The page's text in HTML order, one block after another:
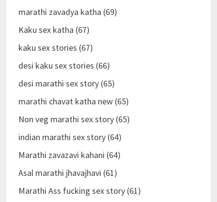
marathi zavadya katha (69)
Kaku sex katha (67)
kaku sex stories (67)
desi kaku sex stories (66)
desi marathi sex story (65)
marathi chavat katha new (65)
Non veg marathi sex story (65)
indian marathi sex story (64)
Marathi zavazavi kahani (64)
Asal marathi jhavajhavi (61)
Marathi Ass fucking sex story (61)